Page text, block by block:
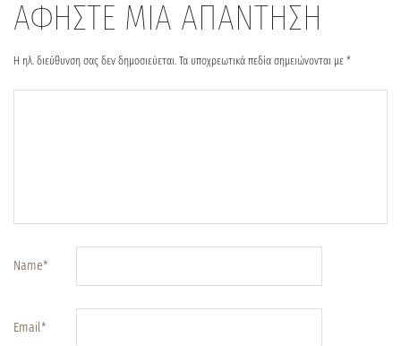
ΑΦΗΣΤΕ ΜΙΑ ΑΠΑΝΤΗΣΗ
Η ηλ. διεύθυνση σας δεν δημοσιεύεται. Τα υποχρεωτικά πεδία σημειώνονται με *
Name*
Email*